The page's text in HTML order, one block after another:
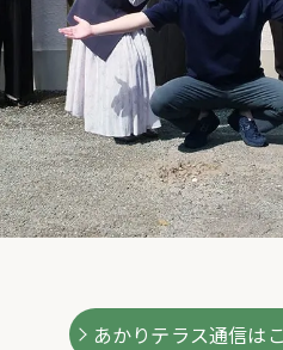
あかりテラス通信は